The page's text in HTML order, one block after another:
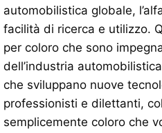
automobilistica globale,
facilità di ricerca e utilizzo.
per coloro che sono
dell’industria
che sviluppano nuove
professionisti e dilettanti,
semplicemente coloro che